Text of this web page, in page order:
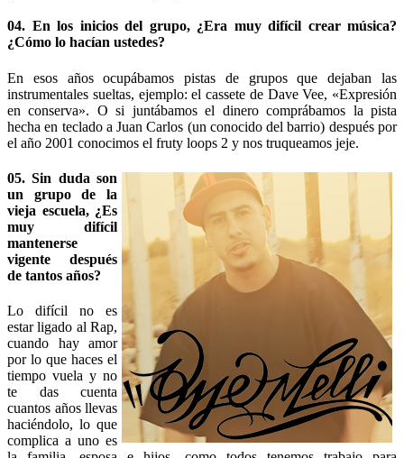
04. En los inicios del grupo, ¿Era muy difícil crear música?
¿Cómo lo hacían ustedes?
En esos años ocupábamos pistas de grupos que dejaban las
instrumentales sueltas, ejemplo: el cassete de Dave Vee, «Expresión
en conserva». O si juntábamos el dinero comprábamos la pista
hecha en teclado a Juan Carlos (un conocido del barrio) después por
el año 2001 conocimos el fruty loops 2 y nos truqueamos jeje.
05. Sin duda son
un grupo de la
vieja escuela, ¿Es
muy difícil
mantenerse
vigente después
de tantos años?
Lo difícil no es
estar ligado al Rap,
cuando hay amor
por lo que haces el
tiempo vuela y no
te das cuenta
cuantos años llevas
haciéndolo, lo que
complica a uno es